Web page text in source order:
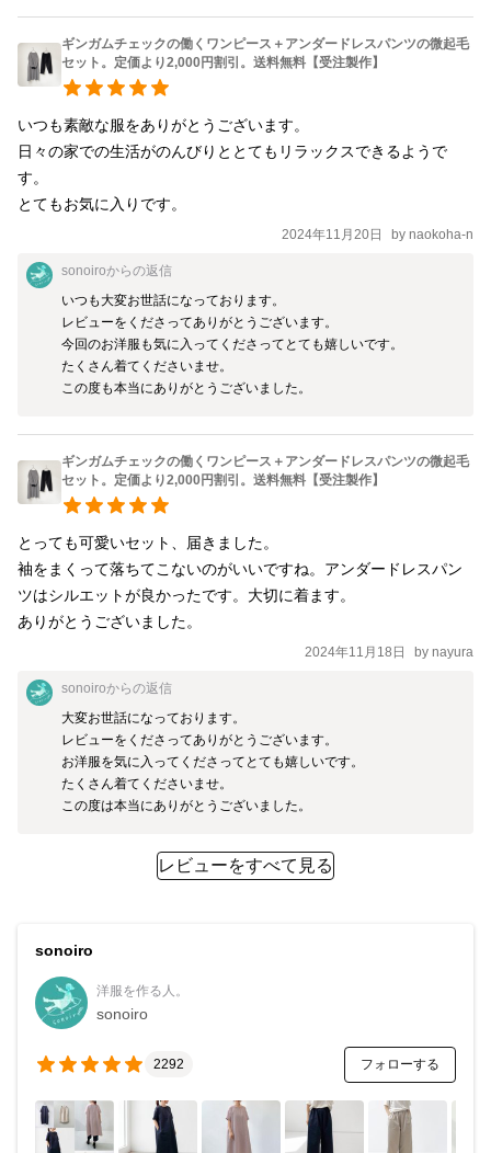
ダードレスパンツ◎ 黒のピーチ起毛コットンで作ったアンダード
レスパンツです。 桃肌のように短く起毛した薄手の生地。とても
軽くて柔らかい手触りです。 薄手ですので寒い時は中にタイツな
どを重ね履きしてくださいね。 肌に優しくゆったり履きやすく、
しかもかわいいシルエット。 ウエストには柔らかいゴムを2本入
れています。 ゴム調整口が背中側にあります。 お腹周りをゆった
た裾がほどけて落ちてこない、絶妙な裾幅です。 後ろにパッチポ
ケットをひとつ付けました。 ヒップ110㎝のゆったりタイプです
ので、中にタイツなど履いていただくと更に暖かくお過ごしいた
だけす。 アンダードレスパンツと名付けたほどですから、ワンピ
ースやスカートの下に履いていただくことを想定していますが、
わたり幅 35㎝ 総丈 100㎝（ゴムを含
む一番上から測って） 股下 70㎝ *素材* コットン
ーーーーー 写真の人物は身長160㎝です。 *お手入れ* ワンピー
ス・パンツ共にお洗濯の際は裏返してネットに入れて洗濯機で洗
っていただけます。
ギンガムチェックの働くワンピース＋アンダードレスパンツの微起毛
セット。定価より2,000円割引。送料無料【受注製作】
いつも素敵な服をありがとうございます。
日々の家での生活がのんびりととてもリラックスできるようで
す。
とてもお気に入りです。
2024年11月20日 by naokoha-n
sonoiroからの返信
いつも大変お世話になっております。
レビューをくださってありがとうございます。
今回のお洋服も気に入ってくださってとても嬉しいです。
たくさん着てくださいませ。
この度も本当にありがとうございました。
ギンガムチェックの働くワンピース＋アンダードレスパンツの微起毛
セット。定価より2,000円割引。送料無料【受注製作】
とっても可愛いセット、届きました。
袖をまくって落ちてこないのがいいですね。アンダードレスパン
ツはシルエットが良かったです。大切に着ます。
ありがとうございました。
2024年11月18日 by nayura
sonoiroからの返信
大変お世話になっております。
レビューをくださってありがとうございます。
お洋服を気に入ってくださってとても嬉しいです。
たくさん着てくださいませ。
この度は本当にありがとうございました。
レビューをすべて見る
sonoiro
洋服を作る人。
sonoiro
2292 フォローする